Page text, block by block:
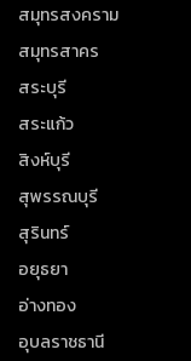
สมุทรสงคราม
สมุทรสาคร
สระบุรี
สระแก้ว
สิงห์บุรี
สุพรรณบุรี
สุรินทร์
อยุธยา
อ่างทอง
อุบลราชธานี